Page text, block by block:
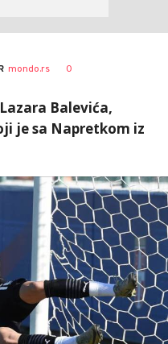
mondo.rs 0
Balevića,
je sa Napretkom iz